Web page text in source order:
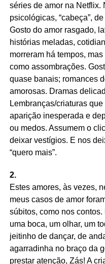
séries de amor na Netflix.
psicológicas, “cabeça”,
Gosto do amor rasgado,
histórias meladas,
morreram há tempos,
como assombrações.
quase banais; romances
amorosas. Dramas
Lembranças/criaturas
aparição inesperada e
ou medos. Assumem o
deixar vestígios. E nos
“quero mais”.
2.
Estes amores, às vezes,
meus casos de amor
súbitos, como nos
uma boca, um olhar, um
jeitinho de dançar, de
agarradinha no braço da
prestar atenção, Zás! A